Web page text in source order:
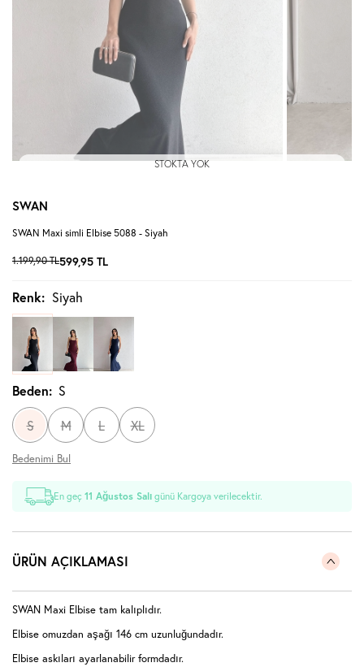
STOKTA YOK
SWAN
SWAN Maxi simli Elbise 5088 - Siyah
1.199,90TL599,95 TL
Renk: Siyah
Beden: S
S M L XL
Bedenimi Bul
En geç11 Ağustos Salı günü Kargoya verilecektir.
ÜRÜN AÇIKLAMASI
SWAN Maxi Elbise tam kalıplıdır.
Elbise omuzdan aşağı 146 cm uzunluğundadır.
Elbise askıları ayarlanabilir formdadır.